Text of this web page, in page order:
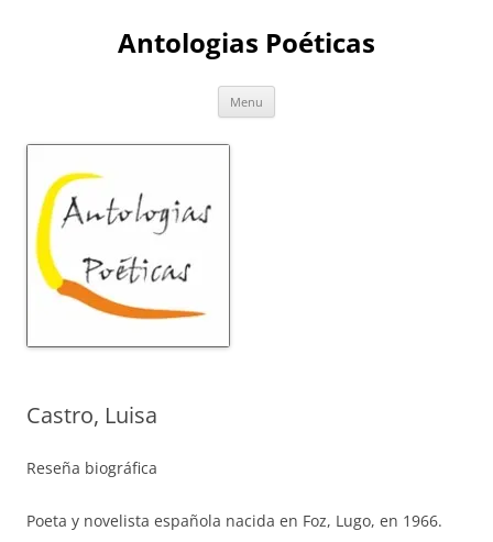
Antologias Poéticas
Menu
Castro, Luisa
Reseña biográfica
Poeta y novelista española nacida en Foz, Lugo, en 1966.